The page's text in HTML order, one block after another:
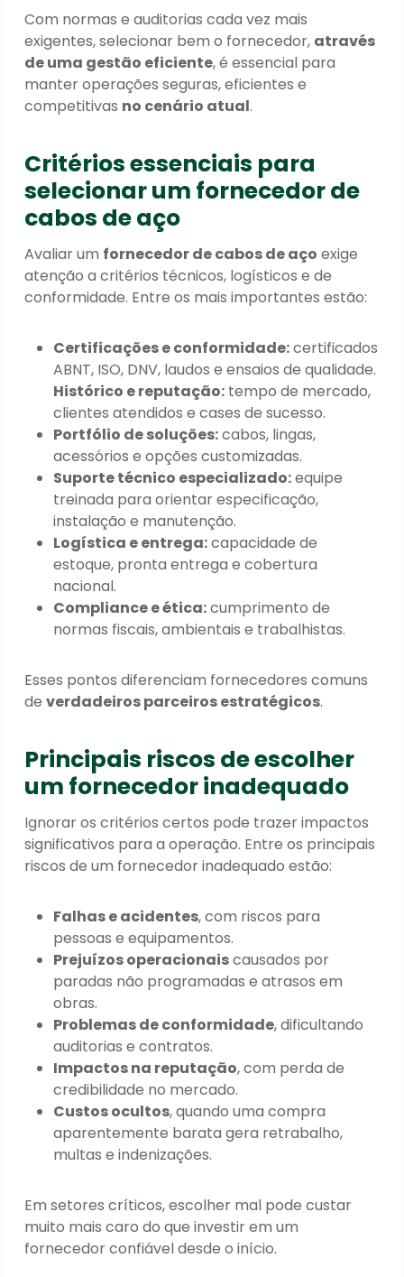
Com normas e auditorias cada vez mais
exigentes, selecionar bem o fornecedor, através
de uma gestão eficiente, é essencial para
manter operações seguras, eficientes e
competitivas no cenário atual.
Critérios essenciais para
selecionar um fornecedor de
cabos de aço
Avaliar um fornecedor de cabos de aço exige
atenção a critérios técnicos, logísticos e de
conformidade. Entre os mais importantes estão:
Certificações e conformidade:certificados
ABNT, ISO, DNV, laudos e ensaios de qualidade.
Histórico e reputação: tempo de mercado,
clientes atendidos e cases de sucesso.
Portfólio de soluções:cabos, lingas,
acessórios e opções customizadas.
Suporte técnico especializado:equipe
treinada para orientar especificação,
instalação e manutenção.
Logística e entrega:capacidade de
estoque, pronta entrega e cobertura
nacional.
Compliance e ética:cumprimento de
normas fiscais, ambientais e trabalhistas.
Esses pontos diferenciam fornecedores comuns
deverdadeiros parceiros estratégicos.
Principais riscos de escolher
um fornecedor inadequado
Ignorar os critérios certos pode trazer impactos
significativos para a operação. Entre os principais
riscos de um fornecedor inadequado estão:
Falhas e acidentes, com riscos para
pessoas e equipamentos.
Prejuízos operacionaiscausados por
paradas não programadas e atrasos em
obras.
Problemas de conformidade, dificultando
auditorias e contratos.
Impactos na reputação, com perda de
credibilidade no mercado.
Custos ocultos, quando uma compra
aparentemente barata gera retrabalho,
multas e indenizações.
Em setores críticos, escolher mal pode custar
muito mais caro do que investir em um
fornecedor confiável desde o início.